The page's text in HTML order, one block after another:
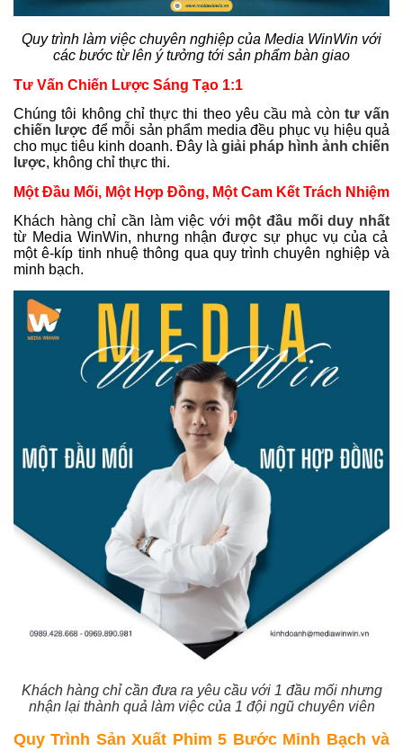
Quy trình làm việc chuyên nghiệp của Media WinWin với
các bước từ lên ý tưởng tới sản phẩm bàn giao
Tư Vấn Chiến Lược Sáng Tạo 1:1
Chúng tôi không chỉ thực thi theo yêu cầu mà còn tư vấn
chiến lược để mỗi sản phẩm media đều phục vụ hiệu quả
cho mục tiêu kinh doanh. Đây là giải pháp hình ảnh chiến
lược, không chỉ thực thi.
Một Đầu Mối, Một Hợp Đồng, Một Cam Kết Trách Nhiệm
Khách hàng chỉ cần làm việc với một đầu mối duy nhất
từ Media WinWin, nhưng nhận được sự phục vụ của cả
một ê-kíp tinh nhuệ thông qua quy trình chuyên nghiệp và
minh bạch.
Khách hàng chỉ cần đưa ra yêu cầu với 1 đầu mối nhưng
nhận lại thành quả làm việc của 1 đội ngũ chuyên viên
Quy Trình Sản Xuất Phim 5 Bước Minh Bạch và